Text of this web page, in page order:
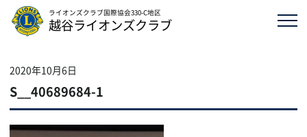
ライオンズクラブ国際協会330-C地区
越谷ライオンズクラブ
2020年10月6日
S__40689684-1